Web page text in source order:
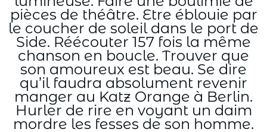
pièces de théâtre. Etre éblouie par
le coucher de soleil dans le port de
Side. Réécouter 157 fois la même
chanson en boucle. Trouver que
son amoureux est beau. Se dire
qu’il faudra absolument revenir
manger au Katz Orange à Berlin.
Hurler de rire en voyant un daim
mordre les fesses de son homme.